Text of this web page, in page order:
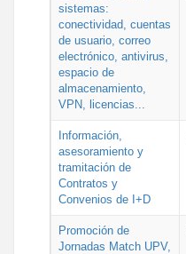
sistemas:
conectividad, cuentas
de usuario, correo
electrónico, antivirus,
espacio de
almacenamiento,
VPN, licencias...
Información,
asesoramiento y
tramitación de
Contratos y
Convenios de I+D
Promoción de
Jornadas Match UPV,